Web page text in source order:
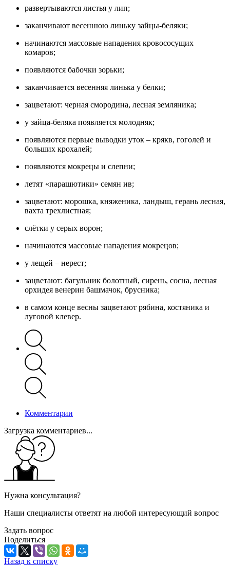
развертываются листья у лип;
заканчивают весеннюю линьку зайцы-беляки;
начинаются массовые нападения кровососущих
комаров;
появляются бабочки зорьки;
заканчивается весенняя линька у белки;
зацветают: черная смородина, лесная земляника;
у зайца-беляка появляется молодняк;
появляются первые выводки уток – крякв, гоголей и
больших крохалей;
появляются мокрецы и слепни;
летят «парашютики» семян ив;
зацветают: морошка, княженика, ландыш, герань лесная,
вахта трехлистная;
слётки у серых ворон;
начинаются массовые нападения мокрецов;
у лещей – нерест;
зацветают: багульник болотный, сирень, сосна, лесная
орхидея венерин башмачок, брусника;
в самом конце весны зацветают рябина, костяника и
луговой клевер.
Комментарии
Загрузка комментариев...
Нужна консультация?
Наши специалисты ответят на любой интересующий вопрос
Задать вопрос
Поделиться
Назад к списку